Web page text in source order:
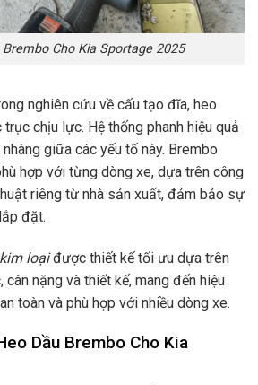
Brembo Cho Kia Sportage 2025
nghiên cứu về cấu tạo đĩa, heo
trục chịu lực. Hệ thống phanh hiệu quả
giữa các yếu tố này. Brembo
hợp với từng dòng xe, dựa trên công
riêng từ nhà sản xuất, đảm bảo sự
đặt.
loạiđược thiết kế tối ưu dựa trên
nặng và thiết kế, mang đến hiệu
toàn và phù hợp với nhiều dòng xe.
Dầu Brembo Cho Kia